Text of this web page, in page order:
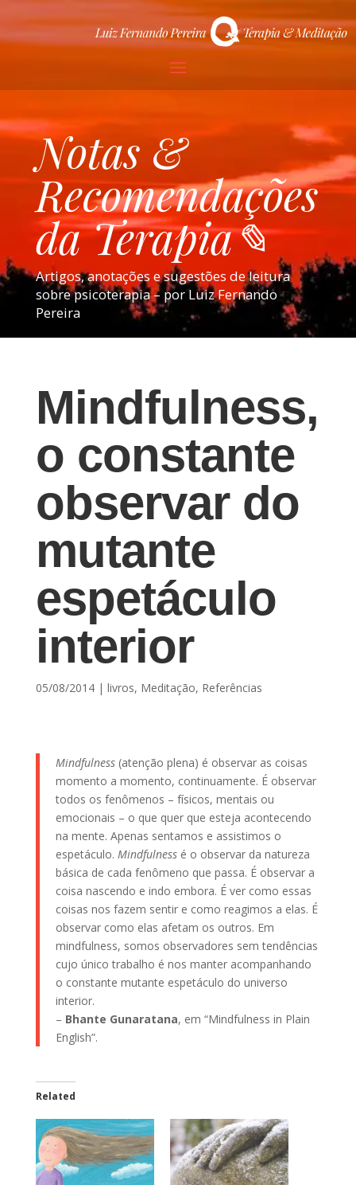
Notas &
Recomendações
da Terapia✎
Artigos, anotações e sugestões de leitura
sobre psicoterapia – por Luiz Fernando
Pereira
Mindfulness,
o constante
observar do
mutante
espetáculo
interior
05/08/2014| livros, Meditação, Referências
Mindfulness(atenção plena) é observar as coisas
momento a momento, continuamente. É observar
todos os fenômenos – físicos, mentais ou
emocionais – o que quer que esteja acontecendo
na mente. Apenas sentamos e assistimos o
espetáculo. Mindfulnessé o observar da natureza
básica de cada fenômeno que passa. É observar a
coisa nascendo e indo embora. É ver como essas
coisas nos fazem sentir e como reagimos a elas. É
observar como elas afetam os outros. Em
mindfulness, somos observadores sem tendências
cujo único trabalho é nos manter acompanhando
o constante mutante espetáculo do universo
interior.
– Bhante Gunaratana, em “Mindfulness in Plain
English”.
Related